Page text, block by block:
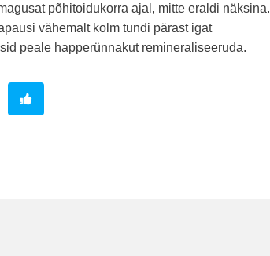
põhitoidukorra ajal, mitte eraldi näksina.
vähemalt kolm tundi pärast igat
peale happerünnakut remineraliseeruda.